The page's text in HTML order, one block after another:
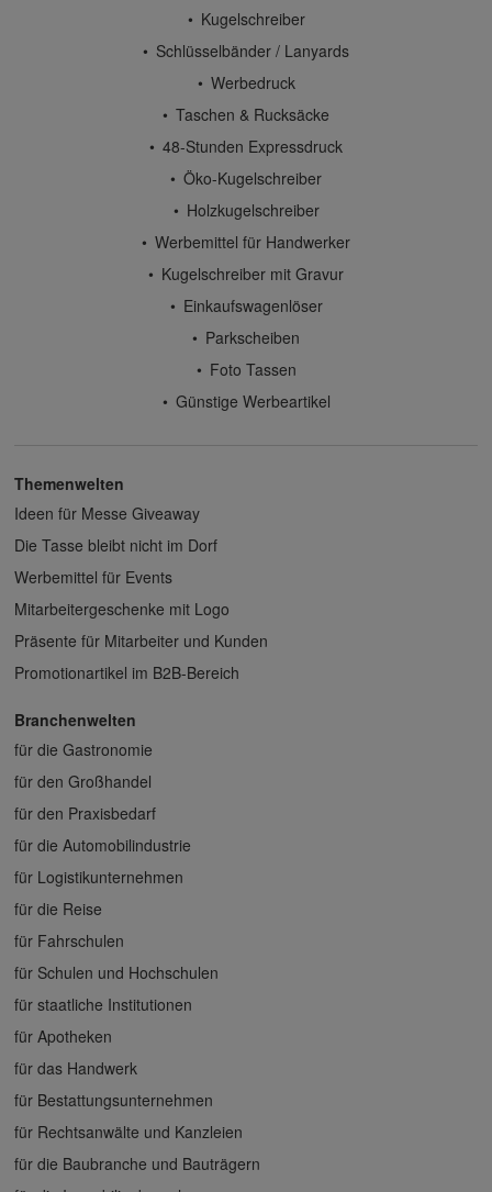
Kugelschreiber
Schlüsselbänder / Lanyards
Werbedruck
Taschen & Rucksäcke
48-Stunden Expressdruck
Öko-Kugelschreiber
Holzkugelschreiber
Werbemittel für Handwerker
Kugelschreiber mit Gravur
Einkaufswagenlöser
Parkscheiben
Foto Tassen
Günstige Werbeartikel
Themenwelten
Ideen für Messe Giveaway
Die Tasse bleibt nicht im Dorf
Werbemittel für Events
Mitarbeitergeschenke mit Logo
Präsente für Mitarbeiter und Kunden
Promotionartikel im B2B-Bereich
Branchenwelten
für die Gastronomie
für den Großhandel
für den Praxisbedarf
für die Automobilindustrie
für Logistikunternehmen
für die Reise
für Fahrschulen
für Schulen und Hochschulen
für staatliche Institutionen
für Apotheken
für das Handwerk
für Bestattungsunternehmen
für Rechtsanwälte und Kanzleien
für die Baubranche und Bauträgern